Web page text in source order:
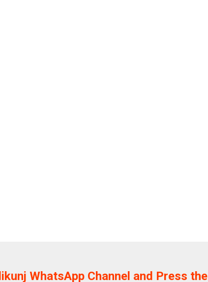
WhatsApp Channel and Press the